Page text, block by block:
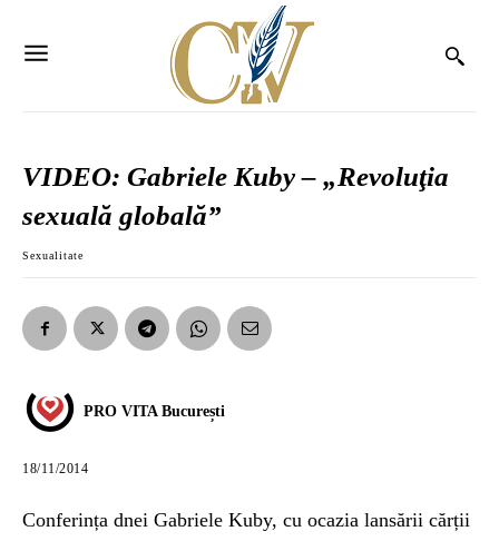
VIDEO: Gabriele Kuby – „Revoluţia
sexuală globală”
Sexualitate
PRO VITA București
18/11/2014
Conferința dnei Gabriele Kuby, cu ocazia lansării cărții